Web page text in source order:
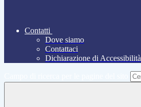
Contatti
Dove siamo
Contattaci
Dichiarazione di Accessibilità